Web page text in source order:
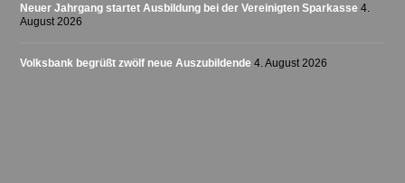
Neuer Jahrgang startet Ausbildung bei der Vereinigten Sparkasse 4.
August 2026
Volksbank begrüßt zwölf neue Auszubildende 4. August 2026